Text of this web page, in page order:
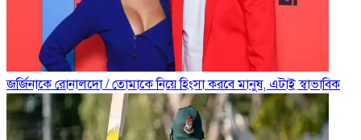
জর্জিনাকে রোনালদো/ তোমাকে নিয়ে হিংসা করবে মানুষ, এটাই স্বাভাবিক